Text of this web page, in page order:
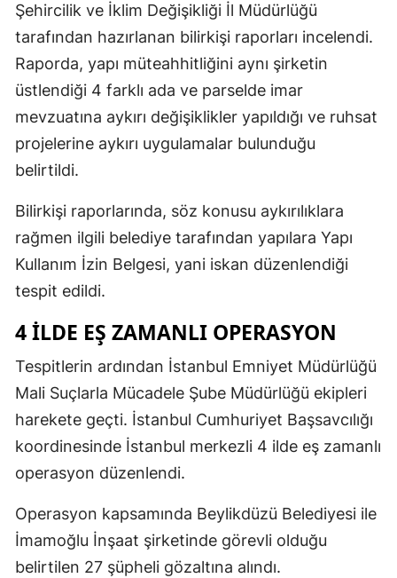
Şehircilik ve İklim Değişikliği İl Müdürlüğü
tarafından hazırlanan bilirkişi raporları incelendi.
Raporda, yapı müteahhitliğini aynı şirketin
üstlendiği 4 farklı ada ve parselde imar
mevzuatına aykırı değişiklikler yapıldığı ve ruhsat
projelerine aykırı uygulamalar bulunduğu
belirtildi.
Bilirkişi raporlarında, söz konusu aykırılıklara
rağmen ilgili belediye tarafından yapılara Yapı
Kullanım İzin Belgesi, yani iskan düzenlendiği
tespit edildi.
4 İLDE EŞ ZAMANLI OPERASYON
Tespitlerin ardından İstanbul Emniyet Müdürlüğü
Mali Suçlarla Mücadele Şube Müdürlüğü ekipleri
harekete geçti. İstanbul Cumhuriyet Başsavcılığı
koordinesinde İstanbul merkezli 4 ilde eş zamanlı
operasyon düzenlendi.
Operasyon kapsamında Beylikdüzü Belediyesi ile
İmamoğlu İnşaat şirketinde görevli olduğu
belirtilen 27 şüpheli gözaltına alındı.